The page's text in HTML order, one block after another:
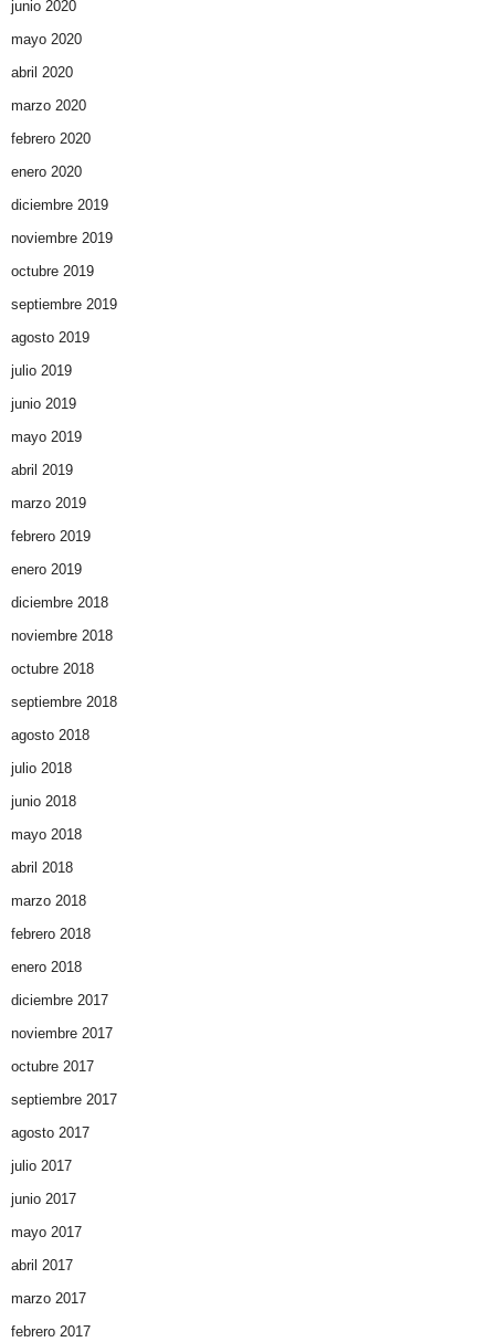
junio 2020
mayo 2020
abril 2020
marzo 2020
febrero 2020
enero 2020
diciembre 2019
noviembre 2019
octubre 2019
septiembre 2019
agosto 2019
julio 2019
junio 2019
mayo 2019
abril 2019
marzo 2019
febrero 2019
enero 2019
diciembre 2018
noviembre 2018
octubre 2018
septiembre 2018
agosto 2018
julio 2018
junio 2018
mayo 2018
abril 2018
marzo 2018
febrero 2018
enero 2018
diciembre 2017
noviembre 2017
octubre 2017
septiembre 2017
agosto 2017
julio 2017
junio 2017
mayo 2017
abril 2017
marzo 2017
febrero 2017